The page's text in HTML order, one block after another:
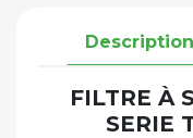
Description
FILTRE À
SERIE